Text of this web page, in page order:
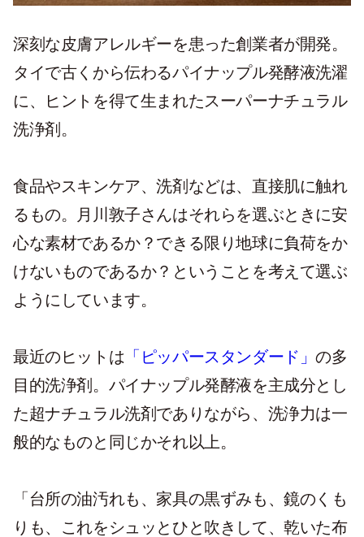
深刻な皮膚アレルギーを患った創業者が開発。
タイで古くから伝わるパイナップル発酵液洗濯
に、ヒントを得て生まれたスーパーナチュラル
洗浄剤。
食品やスキンケア、洗剤などは、直接肌に触れ
るもの。月川敦子さんはそれらを選ぶときに安
心な素材であるか？できる限り地球に負荷をか
けないものであるか？ということを考えて選ぶ
ようにしています。
最近のヒットは 「ピッパースタンダード」の多
目的洗浄剤。パイナップル発酵液を主成分とし
た超ナチュラル洗剤でありながら、洗浄力は一
般的なものと同じかそれ以上。
「台所の油汚れも、家具の黒ずみも、鏡のくも
りも、これをシュッとひと吹きして、乾いた布